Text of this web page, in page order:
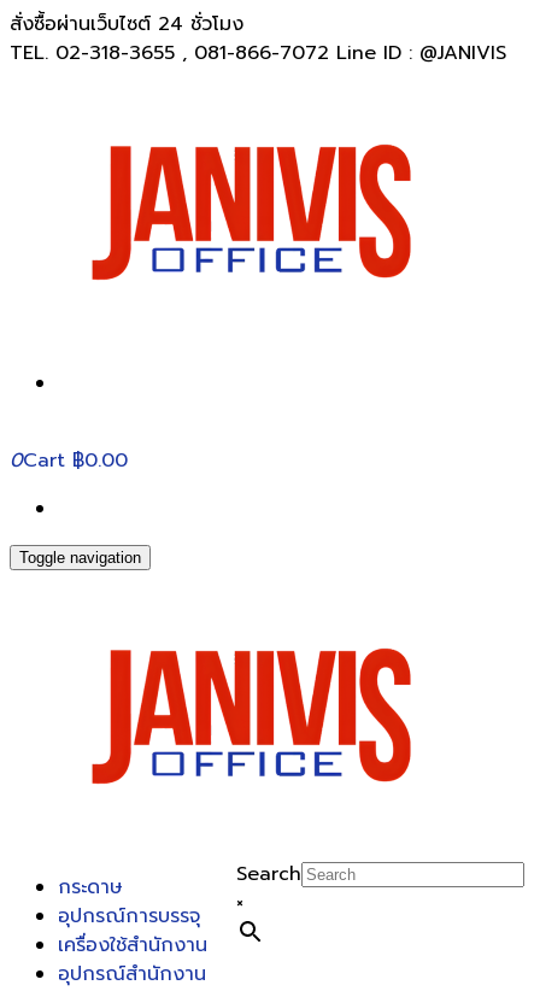
สั่งซื้อผ่านเว็บไซต์ 24 ชั่วโมง
TEL. 02-318-3655 , 081-866-7072 Line ID : @JANIVIS
0Cart ฿0.00
Toggle navigation
Search
×
กระดาษ
อุปกรณ์การบรรจุ
เครื่องใช้สำนักงาน
อุปกรณ์สำนักงาน